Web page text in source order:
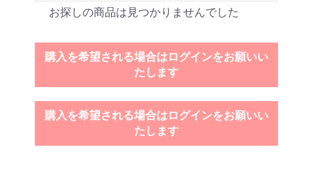
お探しの商品は見つかりませんでした
購入を希望される場合はログインをお願いい
たします
購入を希望される場合はログインをお願いい
たします